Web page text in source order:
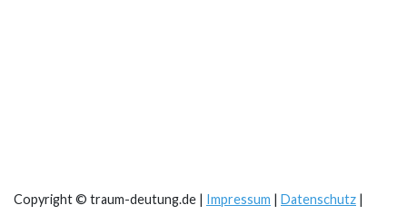
Copyright © traum-deutung.de | Impressum | Datenschutz |